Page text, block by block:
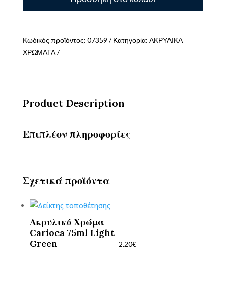
ποσότητα
Κωδικός προϊόντος: 07359 Κατηγορία: ΑΚΡΥΛΙΚΑ
ΧΡΩΜΑΤΑ
Product Description
Επιπλέον πληροφορίες
Σχετικά προϊόντα
Ακρυλικό Χρώμα
Carioca 75ml Light
Green
2.20€